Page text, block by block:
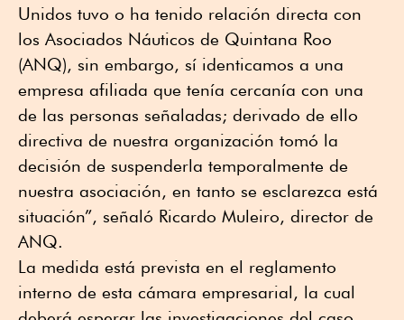
Unidos tuvo o ha tenido relación directa con
los Asociados Náuticos de Quintana Roo
(ANQ), sin embargo, sí identicamos a una
empresa afiliada que tenía cercanía con una
de las personas señaladas; derivado de ello
directiva de nuestra organización tomó la
decisión de suspenderla temporalmente de
nuestra asociación, en tanto se esclarezca está
situación”, señaló Ricardo Muleiro, director de
ANQ.
La medida está prevista en el reglamento
interno de esta cámara empresarial, la cual